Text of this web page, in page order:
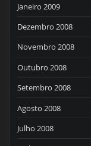
Janeiro 2009
Dezembro 2008
Novembro 2008
Outubro 2008
Setembro 2008
Agosto 2008
Julho 2008